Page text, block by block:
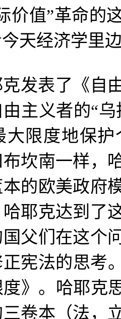
价值”革命的
天经济学里
发表了《自
主义者的“乌
大限度地保
坎南一样，
的欧美政府
耶克达到了
父们在这个
宪法的思考
》。哈耶克
卷本（法，